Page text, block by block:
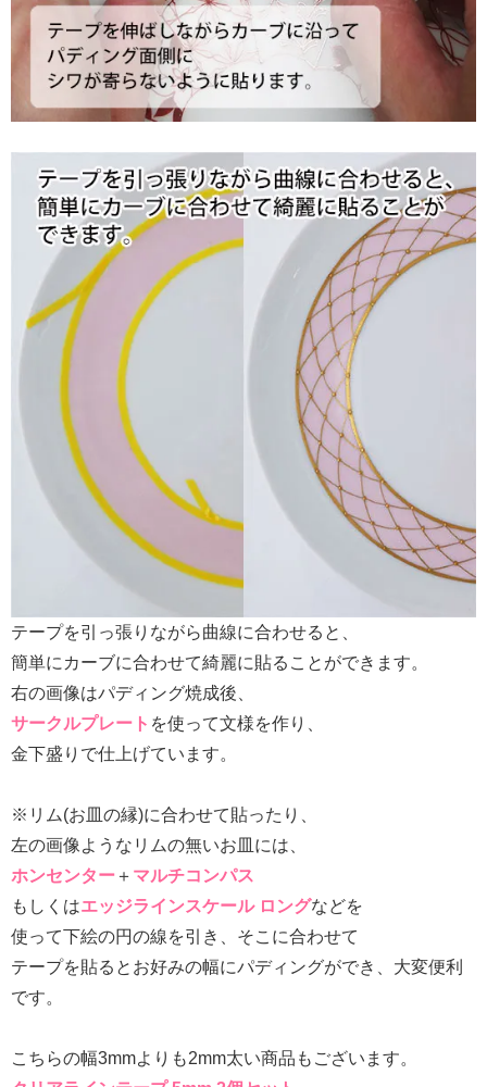
テープを引っ張りながら曲線に合わせると、
簡単にカーブに合わせて綺麗に貼ることができます。
右の画像はパディング焼成後、
サークルプレート を使って文様を作り、
金下盛りで仕上げています。
※リム(お皿の縁)に合わせて貼ったり、
左の画像ようなリムの無いお皿には、
ホンセンター ＋ マルチコンパス
もしくはエッジラインスケール ロングなどを
使って下絵の円の線を引き、そこに合わせて
テープを貼るとお好みの幅にパディングができ、大変便利
です。
こちらの幅3mmよりも2mm太い商品もございます。